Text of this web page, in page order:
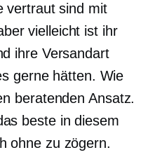
vertraut sind mit
vielleicht ist ihr
ihre Versandart
gerne hätten. Wie
beratenden Ansatz.
beste in diesem
ohne zu zögern.